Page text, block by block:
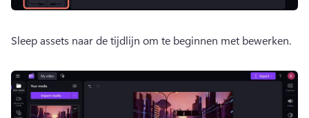
Sleep assets naar de tijdlijn om te beginnen met bewerken.